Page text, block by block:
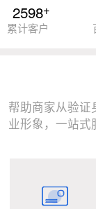
2598+
累计客户
帮助商家从验
业形象，一站式